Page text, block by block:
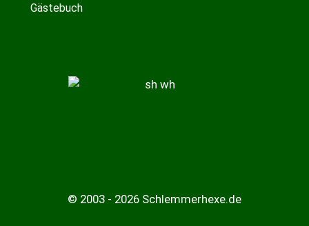
Gästebuch
© 2003 - 2026 Schlemmerhexe.de